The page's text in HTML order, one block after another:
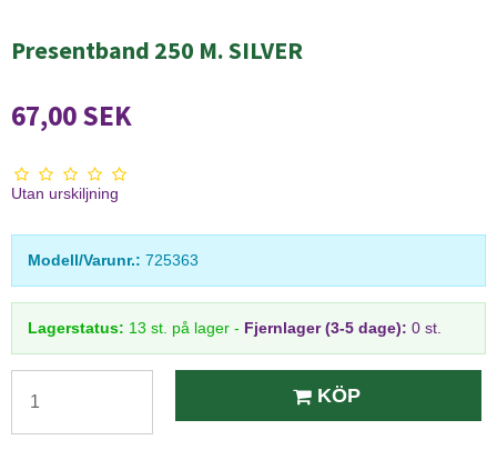
Presentband 250 M. SILVER
67,00 SEK
Utan urskiljning
Modell/Varunr.: 725363
Lagerstatus: 13 st. på lager - Fjernlager (3-5 dage): 0 st.
KÖP